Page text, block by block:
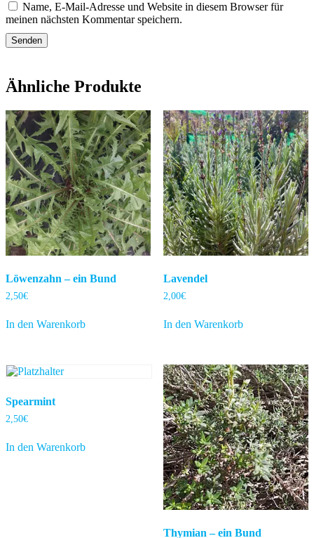
Name, E-Mail-Adresse und Website in diesem Browser für
meinen nächsten Kommentar speichern.
Ähnliche Produkte
Löwenzahn – ein Bund
2,50€
In den Warenkorb
Lavendel
2,00€
In den Warenkorb
Spearmint
2,50€
In den Warenkorb
Thymian – ein Bund